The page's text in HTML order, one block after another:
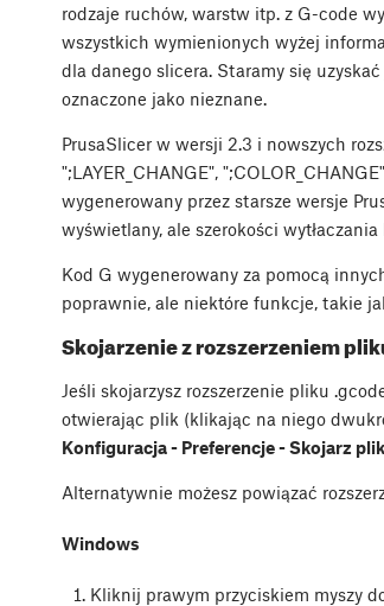
rodzaje ruchów, warstw itp. z G-code
wszystkich wymienionych wyżej
dla danego slicera. Staramy się
oznaczone jako nieznane.
PrusaSlicer w wersji 2.3 i nowszych
";LAYER_CHANGE",
wygenerowany przez starsze wersje
wyświetlany, ale szerokości
Kod G wygenerowany za pomocą
poprawnie, ale niektóre funkcje, takie
Skojarzenie z rozszerzeniem
Jeśli skojarzysz rozszerzenie pliku
otwierając plik (klikając na niego
Konfiguracja - Preferencje - Skojarz
Alternatywnie możesz powiązać
Windows
Kliknij prawym przyciskiem myszy